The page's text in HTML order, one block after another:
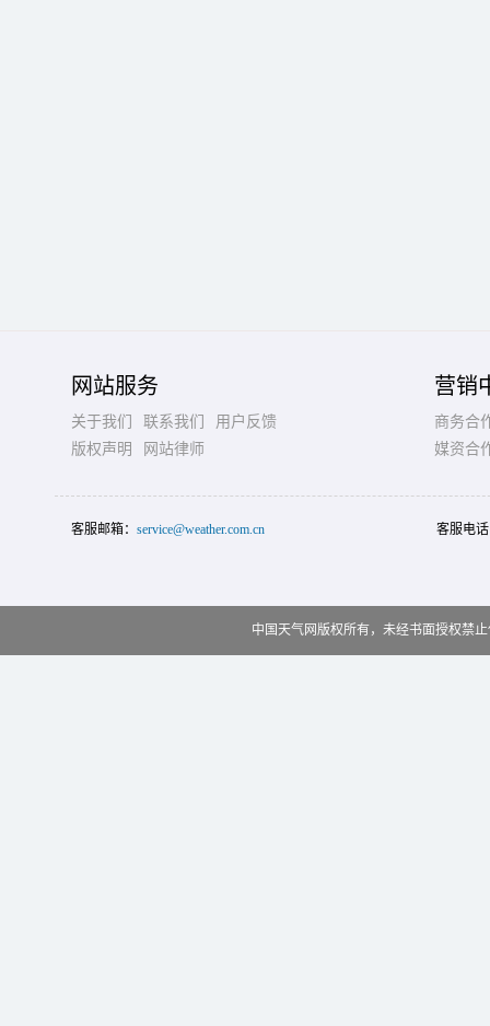
网站服务
关于我们 联系我们
用户反馈
版权声明
网站律师
营销
商务合
媒资合
客服邮箱： service@weather.com.cn 客服电
中国天气网版权所有，未经书面授权